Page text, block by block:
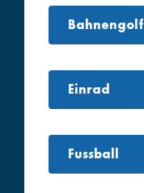
Bahnengolf
Einrad
Fussball